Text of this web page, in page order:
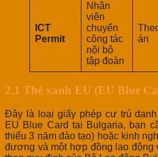
ICT
Permit
Nhân
viên
chuyển
công tác
nội bộ
tập đoàn
án
2.1 Thẻ xanh EU (EU Blue
Đây là loại giấy phép cư trú
EU Blue Card tại Bulgaria, bạn
thiểu 3 năm đào tạo) hoặc kinh
đương và một hợp đồng lao